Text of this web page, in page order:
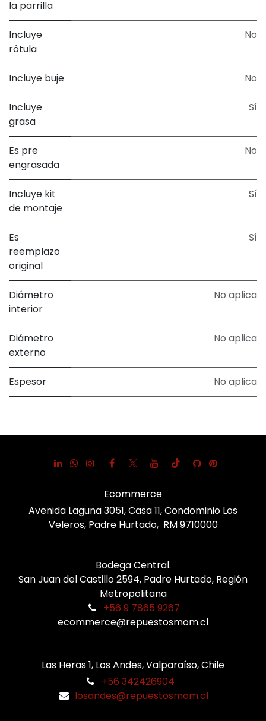
la parrilla
Incluye
rótula
No
Incluye buje No
Incluye
grasa
Sí
Es pre
engrasada
No
Incluye kit
de montaje
Sí
Es
reemplazo
original
Sí
Diámetro
interior
No aplica
Diámetro
externo
No aplica
Espesor No aplica
Ecommerce
Avenida Laguna 3051, Casa 11, Condominio Los
Veleros, Padre Hurtado, RM 9710000
Bodega Central.
San Juan del Castillo 2594, Padre Hurtado, Región
Metropolitana
+56 9 7865 9267
ecommerce@repuestosmom.cl
Las Heras 1, Los Andes, Valparaíso, Chile
+56 342426904
losandes@repuestosmom.cl